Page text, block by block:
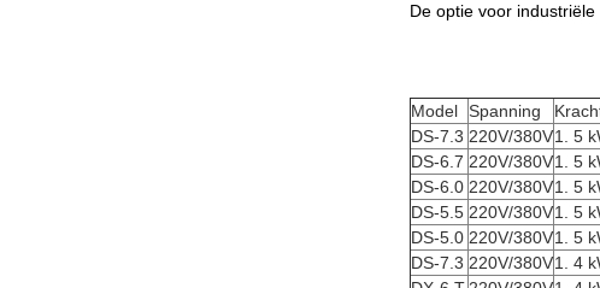
De optie voor
Model Spanning
DS-7.3 220V/380V1. 5
DS-6.7 220V/380V1. 5
DS-6.0 220V/380V1. 5
DS-5.5 220V/380V1. 5
DS-5.0 220V/380V1. 5
DS-7.3 220V/380V1. 4